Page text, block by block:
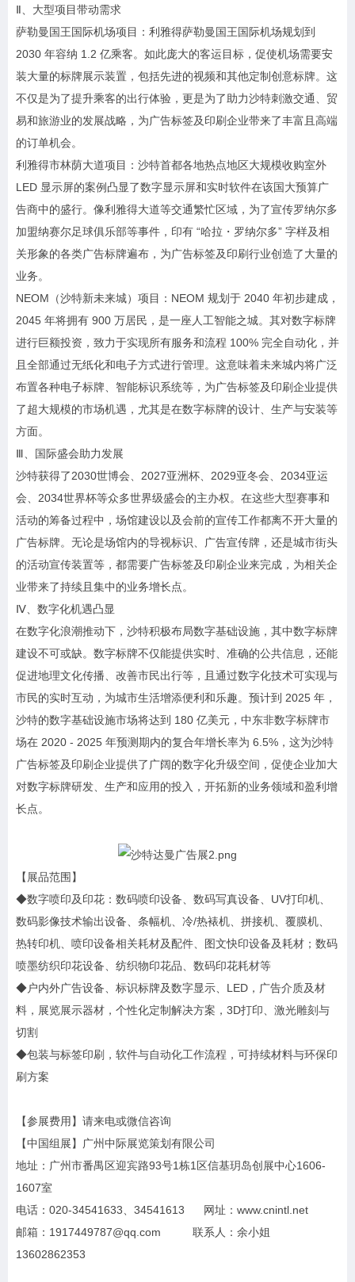
Ⅱ、大型项目带动需求
萨勒曼国王国际机场项目：利雅得萨勒曼国王国际机场规划到
2030 年容纳 1.2 亿乘客。如此庞大的客运目标，促使机场需要安
装大量的标牌展示装置，包括先进的视频和其他定制创意标牌。这
不仅是为了提升乘客的出行体验，更是为了助力沙特刺激交通、贸
易和旅游业的发展战略，为广告标签及印刷企业带来了丰富且高端
的订单机会。
利雅得市林荫大道项目：沙特首都各地热点地区大规模收购室外
LED 显示屏的案例凸显了数字显示屏和实时软件在该国大预算广
告商中的盛行。像利雅得大道等交通繁忙区域，为了宣传罗纳尔多
加盟纳赛尔足球俱乐部等事件，印有 “哈拉・罗纳尔多” 字样及相
关形象的各类广告标牌遍布，为广告标签及印刷行业创造了大量的
业务。
NEOM（沙特新未来城）项目：NEOM 规划于 2040 年初步建成，
2045 年将拥有 900 万居民，是一座人工智能之城。其对数字标牌
进行巨额投资，致力于实现所有服务和流程 100% 完全自动化，并
且全部通过无纸化和电子方式进行管理。这意味着未来城内将广泛
布置各种电子标牌、智能标识系统等，为广告标签及印刷企业提供
了超大规模的市场机遇，尤其是在数字标牌的设计、生产与安装等
方面。
Ⅲ、国际盛会助力发展
沙特获得了2030世博会、2027亚洲杯、2029亚冬会、2034亚运
会、2034世界杯等众多世界级盛会的主办权。在这些大型赛事和
活动的筹备过程中，场馆建设以及会前的宣传工作都离不开大量的
广告标牌。无论是场馆内的导视标识、广告宣传牌，还是城市街头
的活动宣传装置等，都需要广告标签及印刷企业来完成，为相关企
业带来了持续且集中的业务增长点。
Ⅳ、数字化机遇凸显
在数字化浪潮推动下，沙特积极布局数字基础设施，其中数字标牌
建设不可或缺。数字标牌不仅能提供实时、准确的公共信息，还能
促进地理文化传播、改善市民出行等，且通过数字化技术可实现与
市民的实时互动，为城市生活增添便利和乐趣。预计到 2025 年，
沙特的数字基础设施市场将达到 180 亿美元，中东非数字标牌市
场在 2020 - 2025 年预测期内的复合年增长率为 6.5%，这为沙特
广告标签及印刷企业提供了广阔的数字化升级空间，促使企业加大
对数字标牌研发、生产和应用的投入，开拓新的业务领域和盈利增
长点。
【展品范围】
◆数字喷印及印花：数码喷印设备、数码写真设备、UV打印机、
数码影像技术输出设备、条幅机、冷/热裱机、拼接机、覆膜机、
热转印机、喷印设备相关耗材及配件、图文快印设备及耗材；数码
喷墨纺织印花设备、纺织物印花品、数码印花耗材等
◆户内外广告设备、标识标牌及数字显示、LED，广告介质及材
料，展览展示器材，个性化定制解决方案，3D打印、激光雕刻与
切割
◆包装与标签印刷，软件与自动化工作流程，可持续材料与环保印
刷方案
【参展费用】请来电或微信咨询
【中国组展】广州中际展览策划有限公司
地址：广州市番禺区迎宾路93号1栋1区信基玥岛创展中心1606-
1607室
电话：020-34541633、34541613 网址：www.cnintl.net
邮箱：1917449787@qq.com 联系人：余小姐
13602862353